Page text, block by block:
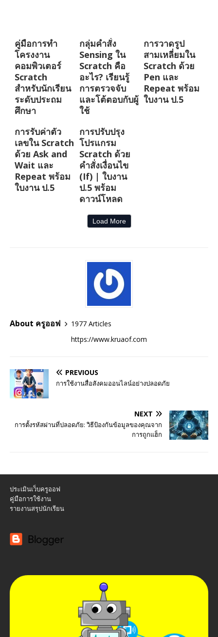
คู่มือการทำ
โครงงาน
คอมพิวเตอร์
Scratch
สำหรับนักเรียน
ระดับประถม
ศึกษา
กลุ่มคำสั่ง
Sensing ใน
Scratch คือ
อะไร? เรียนรู้
การตรวจจับ
และโต้ตอบกับผู้
ใช้
การวาดรูป
สามเหลี่ยมใน
Scratch ด้วย
Pen และ
Repeat พร้อม
ใบงาน ป.5
การรับค่าตัว
เลขใน Scratch
ด้วย Ask and
Wait และ
Repeat พร้อม
ใบงาน ป.5
การปรับปรุง
โปรแกรม
Scratch ด้วย
คำสั่งเงื่อนไข
(If) | ใบงาน
ป.5 พร้อม
ดาวน์โหลด
Load More
About ครูออฟ
1977 Articles
https://www.kruaof.com
PREVIOUS
การใช้งานสื่อสังคมออนไลน์อย่างปลอดภัย
NEXT
การตั้งรหัสผ่านที่ปลอดภัย: วิธีป้องกันข้อมูลของคุณจาก
การถูกแฮ็ก
ประเมินเว็บครูออฟ
คู่มือการใช้งาน
รายงานสรุปนักเรียน